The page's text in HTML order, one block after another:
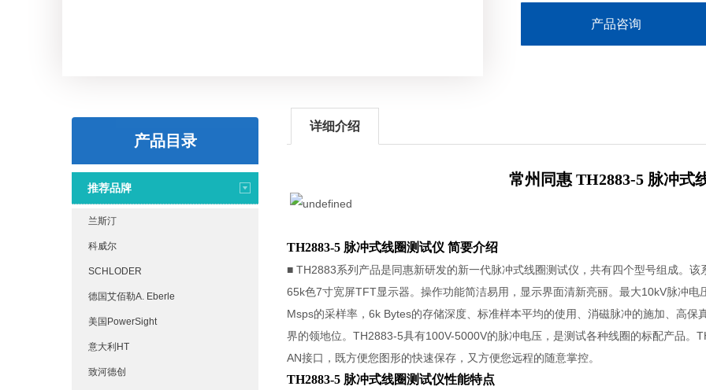
产品咨询
产品目录
推荐品牌
兰斯汀
科威尔
SCHLODER
德国艾佰勒A. Eberle
美国PowerSight
意大利HT
致河德创
详细介绍
常州同惠 TH2883-5 脉冲式
TH2883-5 脉冲式线圈测试仪 简要介绍
■ TH2883系列产品是同惠新研发的新一代脉冲式线圈测试仪，共有四个型号组成。
65k色7寸宽屏TFT显示器。操作功能简洁易用，显示界面清新亮丽。最大10kV脉冲
Msps的采样率，6k Bytes的存储深度、标准样本平均的使用、消磁脉冲的施加、高
界的领地位。TH2883-5具有100V-5000V的脉冲电压，是测试各种线圈的标配产品。
AN接口，既方便您图形的快速保存，又方便您远程的随意掌控。
TH2883-5 脉冲式线圈测试仪性能特点